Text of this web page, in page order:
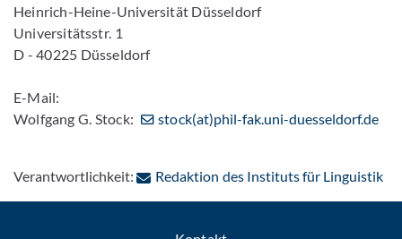
Heinrich-Heine-Universität Düsseldorf
Universitätsstr. 1
D - 40225 Düsseldorf
E-Mail:
Wolfgang G. Stock:
stock(at)phil-fak.uni-duesseldorf.de
Verantwortlichkeit: Redaktion des Instituts für Linguistik: